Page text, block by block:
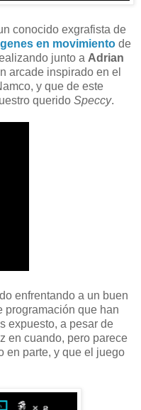
conocido exgrafista de
en movimiento de
junto a Adrian
arcade inspirado en el
y que de este
querido Speccy.
enfrentando a un buen
programación que han
expuesto, a pesar de
en cuando, pero parece
en parte, y que el juego